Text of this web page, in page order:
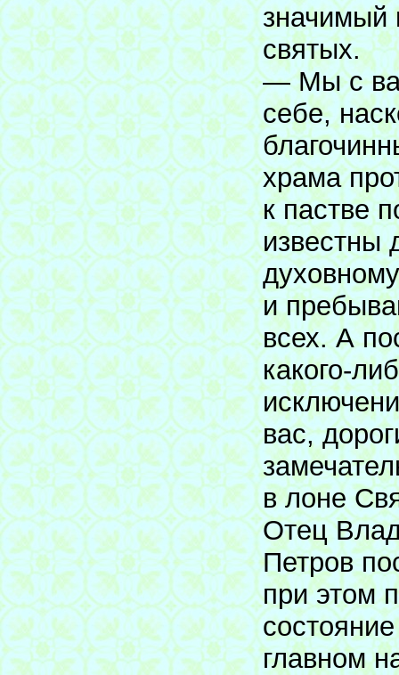
значимый
святых.
— Мы с
себе,
храма
к пастве
известны
и
всех. А
какого-
вас,
в лоне
Отец
Петров
при этом
главном